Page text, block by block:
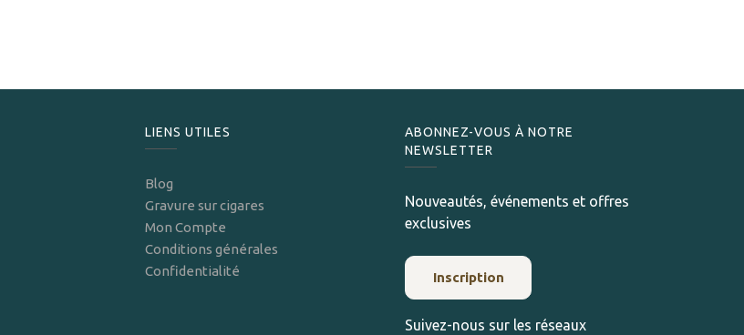
LIENS UTILES
Blog
Gravure sur cigares
Mon Compte
Conditions générales
Confidentialité
ABONNEZ-VOUS À NOTRE
NEWSLETTER
Nouveautés, événements et offres
exclusives
Inscription
Suivez-nous sur les réseaux